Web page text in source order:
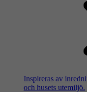
Inspireras av
och husets utemiljö.